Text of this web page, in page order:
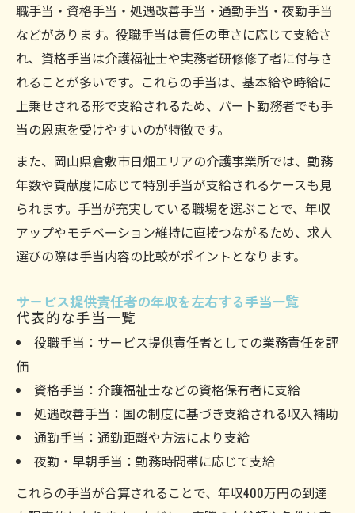
職手当・資格手当・処遇改善手当・通勤手当・夜勤手当
などがあります。役職手当は責任の重さに応じて支給さ
れ、資格手当は介護福祉士や実務者研修修了者に付与さ
れることが多いです。これらの手当は、基本給や時給に
上乗せされる形で支給されるため、パート勤務者でも手
当の恩恵を受けやすいのが特徴です。
また、岡山県倉敷市日畑エリアの介護事業所では、勤務
年数や貢献度に応じて特別手当が支給されるケースも見
られます。手当が充実している職場を選ぶことで、年収
アップやモチベーション維持に直接つながるため、求人
選びの際は手当内容の比較がポイントとなります。
サービス提供責任者の年収を左右する手当一覧
代表的な手当一覧
役職手当：サービス提供責任者としての業務責任を評
価
資格手当：介護福祉士などの資格保有者に支給
処遇改善手当：国の制度に基づき支給される収入補助
通勤手当：通勤距離や方法により支給
夜勤・早朝手当：勤務時間帯に応じて支給
これらの手当が合算されることで、年収400万円の到達